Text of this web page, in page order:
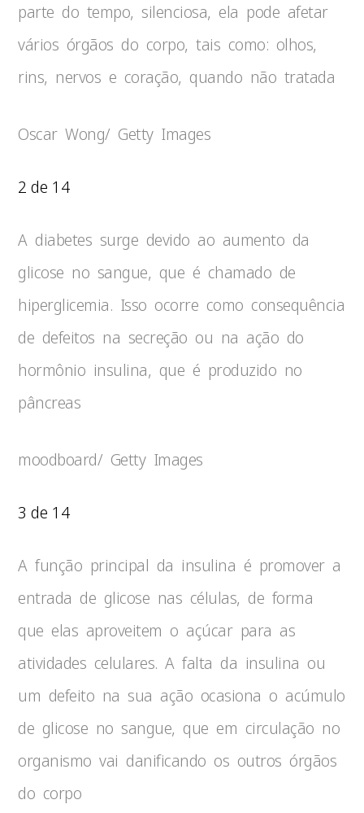
parte do tempo, silenciosa, ela pode afetar
vários órgãos do corpo, tais como: olhos,
rins, nervos e coração, quando não tratada
Oscar Wong/ Getty Images
2 de 14
A diabetes surge devido ao aumento da
glicose no sangue, que é chamado de
hiperglicemia. Isso ocorre como consequência
de defeitos na secreção ou na ação do
hormônio insulina, que é produzido no
pâncreas
moodboard/ Getty Images
3 de 14
A função principal da insulina é promover a
entrada de glicose nas células, de forma
que elas aproveitem o açúcar para as
atividades celulares. A falta da insulina ou
um defeito na sua ação ocasiona o acúmulo
de glicose no sangue, que em circulação no
organismo vai danificando os outros órgãos
do corpo